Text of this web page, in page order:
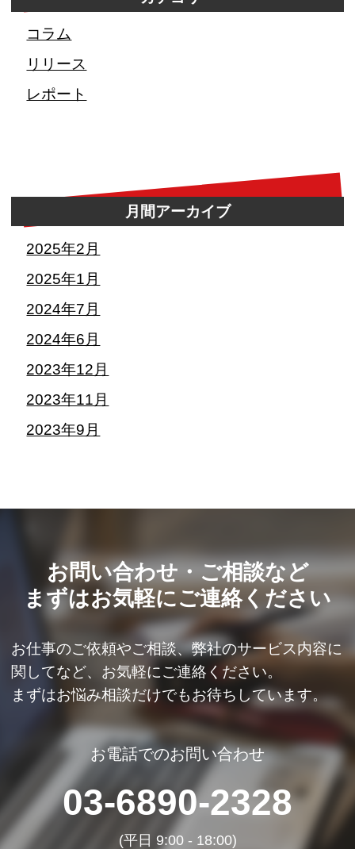
コラム
リリース
レポート
月間アーカイブ
2025年2月
2025年1月
2024年7月
2024年6月
2023年12月
2023年11月
2023年9月
お問い合わせ・ご相談など
まずはお気軽にご連絡ください
お仕事のご依頼やご相談、弊社のサービス内容に
関してなど、 お気軽にご連絡ください。
まずはお悩み相談だけでもお待ちしています。
お電話でのお問い合わせ
03-6890-2328
(平日 9:00 - 18:00)